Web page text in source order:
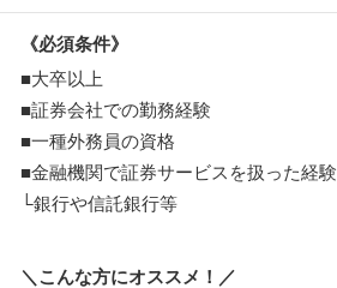
《必須条件》
■大卒以上
■証券会社での勤務経験
■一種外務員の資格
■金融機関で証券サービスを扱った経験
└銀行や信託銀行等
＼こんな方にオススメ！／